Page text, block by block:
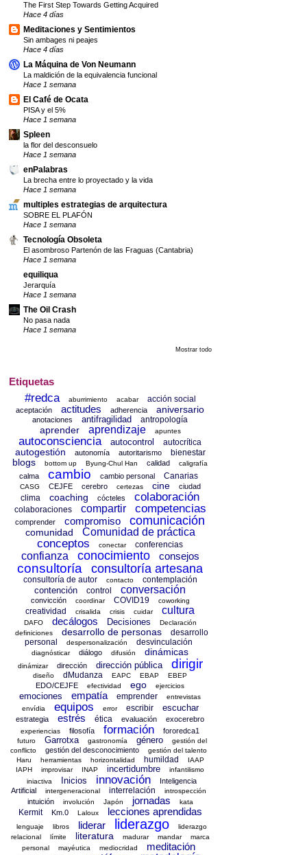
The First Step Towards Getting Acquired
Hace 4 días
Meditaciones y Sentimientos
Sin ambages ni peajes
Hace 4 días
La Máquina de Von Neumann
La maldición de la equivalencia funcional
Hace 1 semana
El Café de Ocata
PISA y el 5%
Hace 1 semana
Spleen
la flor del desconsuelo
Hace 1 semana
enPalabras
La brecha entre lo proyectado y la vida
Hace 1 semana
multiples estrategias de arquitectura
SOBRE EL PLAFÓN
Hace 1 semana
Tecnología Obsoleta
El asombroso Partenón de las Fraguas (Cantabria)
Hace 1 semana
equiliqua
Jerarquía
Hace 1 semana
The Oil Crash
No pasa nada
Hace 1 semana
Mostrar todo
Etiquetas
#redca aburrimiento acabar acción social
aceptación actitudes adherencia aniversario
anotaciones antifragilidad antropología
aprender aprendizaje apuntes
autoconsciencia autocontrol autocrítica
autogestión autonomía autoritarismo bienestar
blogs bottom up Byung-Chul Han calidad caligrafía
calma cambio cambio personal Canarias
CASG CEJFE cerebro certezas cine ciudad
clima coaching cócteles colaboración
colaboraciones compartir competencias
comprender compromiso comunicación
comunidad Comunidad de práctica
conceptos conectar conferencias
confianza conocimiento consejos
consultoría consultoría artesana
consultoría de autor contacto contemplación
contención control conversación
convicción coordinar COVID19 coworking
creatividad crisalida crisis cuidar cultura
DAFO decálogos Decisiones
Declaración
definiciones
desarrollo de personas
desarrollo
personal
despersonalización desvinculación
diagnósticar diálogo difusión dinámicas
dinámizar dirección dirección pública dirigir
diseño dMudanza EAPC EBAP EBEP
EDO/CEJFE efectividad ego ejercicios
emociones empatía emprender
entrevistas
envídia
equipos error escribir escuchar
estrategia estrés ética evaluación exocerebro
experiencias filosofía formación fororedca1
futuro Garrotxa gastronomía género
gestión del
conflicto
gestión del desconocimiento
gestión del talento
Haru
herramientas horizontalidad humildad
IAAP
IAPH
improvisar INAP incertidumbre
infantilismo
iniactiva
Inicios innovación
Inteligencia
Artificial
intergeneracional interrelación introspección
intuición involución Japón jornadas kata
Kermit Km.0 Laloux lecciones aprendidas
lenguaje libros liderar liderazgo
liderazgo
relacional
límite literatura madurar mandar
marca
personal
mayéutica mediocridad meditación